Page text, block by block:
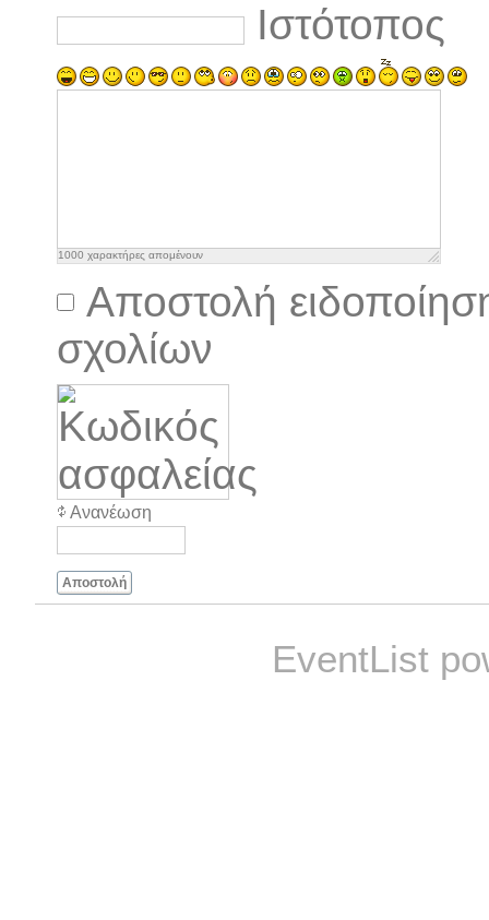
Ιστότοπος
1000 χαρακτήρες απομένουν
Αποστολή
σχολίων
Ανανέωση
Αποστολή
EventList